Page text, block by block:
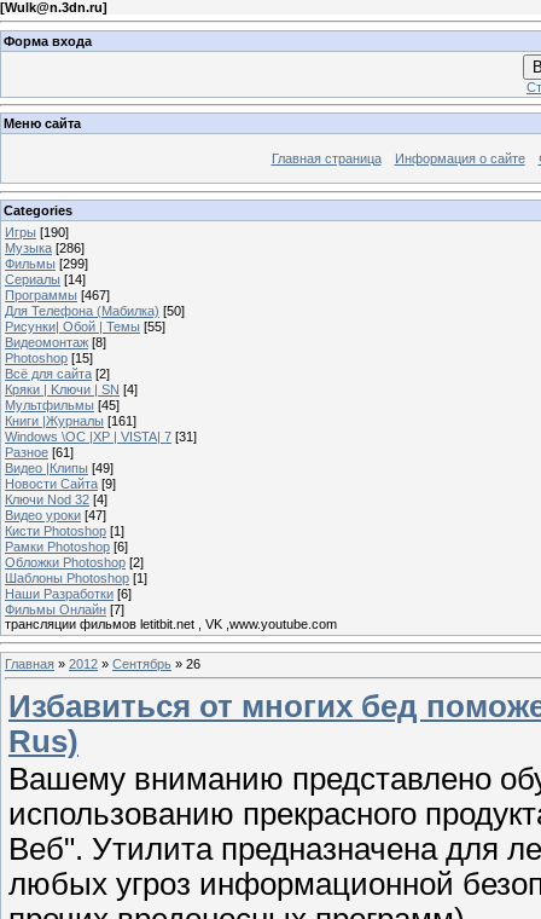
[Wulk@n.3dn.ru]
Форма входа
Меню сайта
Главная страница Информация о сайте
Categories
Игры [190]
Музыка [286]
Фильмы [299]
Сериалы [14]
Программы [467]
Для Телефона (Мабилка) [50]
Рисунки| Обой | Темы [55]
Видеомонтаж [8]
Photoshop [15]
Всё для сайта [2]
Кряки | Kлючи | SN [4]
Мультфильмы [45]
Книги |Журналы [161]
Windows \OC |XP | VISTA| 7 [31]
Разное [61]
Видео |Клипы [49]
Новости Сайта [9]
Ключи Nod 32 [4]
Видео уроки [47]
Кисти Photoshop [1]
Рамки Photoshop [6]
Обложки Photoshop [2]
Шаблоны Photoshop [1]
Наши Разработки [6]
Фильмы Онлайн [7]
трансляции фильмов letitbit.net , VK ,www.youtube.com
Главная » 2012 » Сентябрь » 26
Избавиться от многих бед
Rus)
Вашему вниманию представлено
использованию прекрасного
Веб". Утилита предназначена для
любых угроз информационной